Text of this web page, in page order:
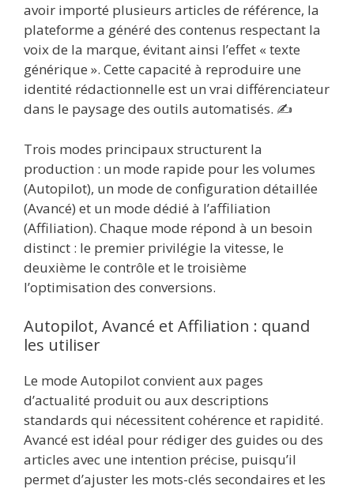
avoir importé plusieurs articles de référence, la
plateforme a généré des contenus respectant la
voix de la marque, évitant ainsi l’effet « texte
générique ». Cette capacité à reproduire une
identité rédactionnelle est un vrai différenciateur
dans le paysage des outils automatisés. ✍️
Trois modes principaux structurent la
production : un mode rapide pour les volumes
(Autopilot), un mode de configuration détaillée
(Avancé) et un mode dédié à l’affiliation
(Affiliation). Chaque mode répond à un besoin
distinct : le premier privilégie la vitesse, le
deuxième le contrôle et le troisième
l’optimisation des conversions.
Autopilot, Avancé et Affiliation : quand
les utiliser
Le mode Autopilot convient aux pages
d’actualité produit ou aux descriptions
standards qui nécessitent cohérence et rapidité.
Avancé est idéal pour rédiger des guides ou des
articles avec une intention précise, puisqu’il
permet d’ajuster les mots-clés secondaires et les